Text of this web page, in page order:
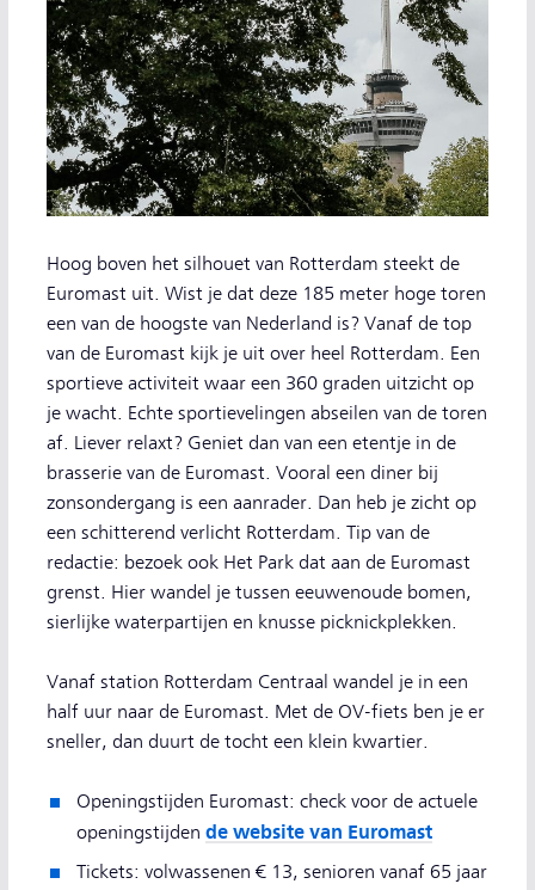
Hoog boven het silhouet van Rotterdam steekt de
Euromast uit. Wist je dat deze 185 meter hoge toren
een van de hoogste van Nederland is? Vanaf de top
van de Euromast kijk je uit over heel Rotterdam. Een
sportieve activiteit waar een 360 graden uitzicht op
je wacht. Echte sportievelingen abseilen van de toren
af. Liever relaxt? Geniet dan van een etentje in de
brasserie van de Euromast. Vooral een diner bij
zonsondergang is een aanrader. Dan heb je zicht op
een schitterend verlicht Rotterdam. Tip van de
redactie: bezoek ook Het Park dat aan de Euromast
grenst. Hier wandel je tussen eeuwenoude bomen,
sierlijke waterpartijen en knusse picknickplekken.
Vanaf station Rotterdam Centraal wandel je in een
half uur naar de Euromast. Met de OV-fiets ben je er
sneller, dan duurt de tocht een klein kwartier.
Openingstijden Euromast: check voor de actuele
openingstijden de website van Euromast
Tickets: volwassenen € 13, senioren vanaf 65 jaar